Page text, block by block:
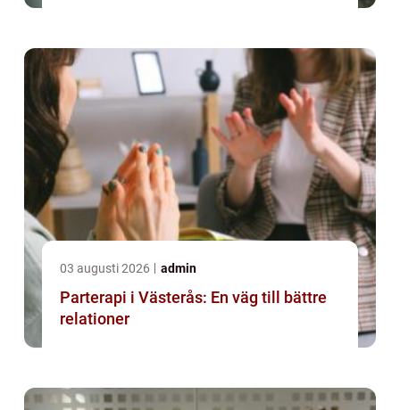
03 augusti 2026 admin
Parterapi i Västerås: En väg till bättre
relationer